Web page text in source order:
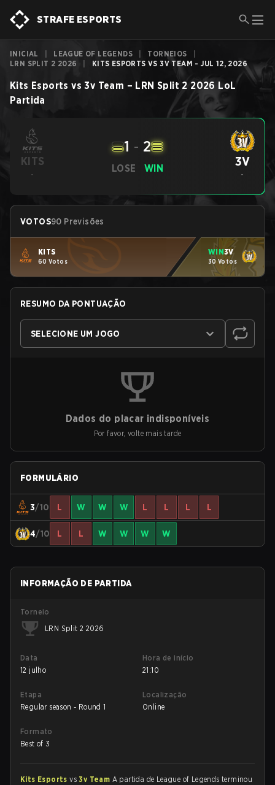
STRAFE ESPORTS
INICIAL LEAGUE OF LEGENDS TORNEIOS
LRN SPLIT 2 2026
KITS ESPORTS VS 3V TEAM - JUL 12, 2026
Kits Esports vs 3v Team – LRN Split 2 2026 LoL
Partida
KITS
-
LOSE
1 - 2
WIN 3V
-
VOTOS90 Previsões
KITS
60 Votos
WIN3V
30 Votos
RESUMO DA PONTUAÇÃO
SELECIONE UM JOGO
Dados do placar indisponíveis
Por favor, volte mais tarde
FORMULÁRIO
3/10 L W W W L L L L
4/10 L L W W W W
INFORMAÇÃO DE PARTIDA
Torneio
LRN Split 2 2026
Data
12 julho
Hora de início
21:10
Etapa
Regular season - Round 1
Localização
Online
Formato
Best of 3
Kits Esportsvs3v Team A partida de League of Legends terminou